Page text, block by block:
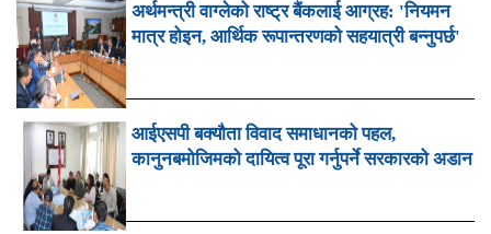
अर्थमन्त्री वाग्लेको राष्ट्र बैंकलाई आग्रह: 'नियमन
मात्र होइन, आर्थिक रूपान्तरणको सहयात्री बन्नुपर्छ'
आईएसपी बक्यौता विवाद समाधानको पहल,
कानुनबमोजिमको दायित्व पूरा गर्नुपर्ने सरकारको अडान